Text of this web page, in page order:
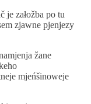
je załožba po tu
zjawne pjenjezy
žane
mjeńšinoweje